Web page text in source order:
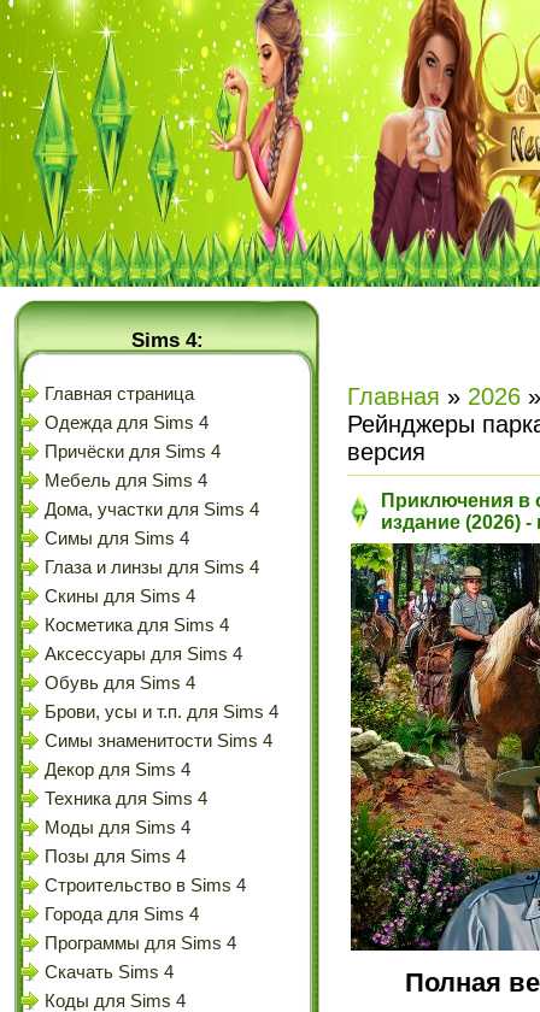
Sims 4:
Главная страница
Одежда для Sims 4
Причёски для Sims 4
Мебель для Sims 4
Дома, участки для Sims 4
Симы для Sims 4
Глаза и линзы для Sims 4
Скины для Sims 4
Косметика для Sims 4
Аксессуары для Sims 4
Обувь для Sims 4
Брови, усы и т.п. для Sims 4
Симы знаменитости Sims 4
Декор для Sims 4
Техника для Sims 4
Моды для Sims 4
Позы для Sims 4
Строительство в Sims 4
Города для Sims 4
Программы для Sims 4
Скачать Sims 4
Коды для Sims 4
Главная » 2026 »
Рейнджеры
версия
Приключения в
издание (2026)
Полная